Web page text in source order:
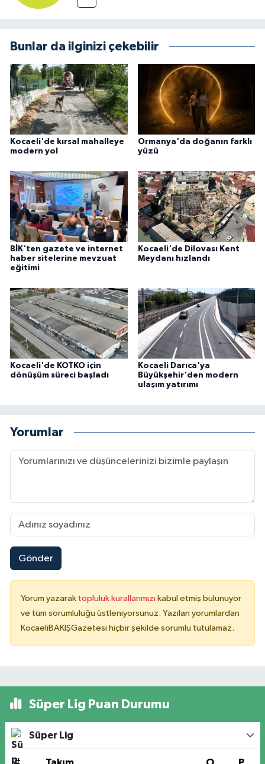
Bunlar da ilginizi çekebilir
Kocaeli'de kırsal mahalleye
modern yol
Ormanya'da doğanın farklı
yüzü
BİK'ten gazete ve internet
haber sitelerine mevzuat
eğitimi
Kocaeli'de Dilovası Kent
Meydanı hızlandı
Kocaeli'de KOTKO için
dönüşüm süreci başladı
Kocaeli Darıca'ya
Büyükşehir'den modern
ulaşım yatırımı
Yorumlar
Gönder
Yorum yazarak topluluk kurallarımızı kabul etmiş bulunuyor
ve tüm sorumluluğu üstleniyorsunuz. Yazılan yorumlardan
KocaeliBAKIŞGazetesi hiçbir şekilde sorumlu tutulamaz.
Süper Lig Puan Durumu
Süper Lig